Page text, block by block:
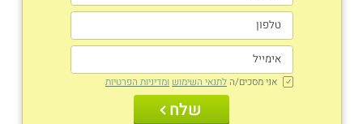
אני מסכים/ה לתנאי השימוש ומדיניות הפרטיות
שלח